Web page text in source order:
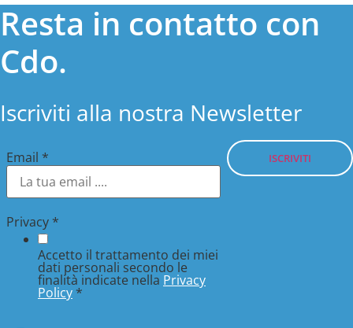
Resta in contatto con
Cdo.
Iscriviti alla nostra Newsletter
Email *
Privacy *
Accetto il trattamento dei miei
dati personali secondo le
finalità indicate nella Privacy
Policy *
ISCRIVITI